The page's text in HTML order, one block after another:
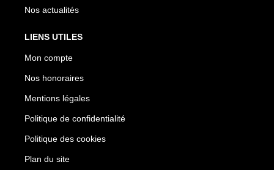
Nos actualités
LIENS UTILES
Mon compte
Nos honoraires
Mentions légales
Politique de confidentialité
Politique des cookies
Plan du site